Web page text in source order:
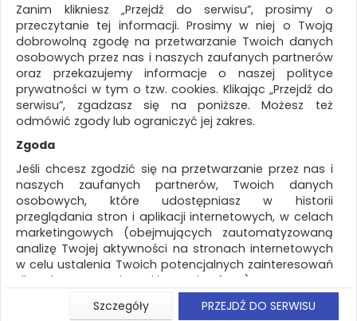
KATEGORIE
WSZYSTKIE KATEGORIE
FILTRY
Więcej
REKLAMA
AKTUALNOŚCI
Artykuły higieniczne i dozowniki
Akcesoria do
sprzątania
ZNALEZIONYCH PRODUKTÓW: 1 Porównaj (0)
Standardowe
Siatka
Zanim klikniesz „Przejdź do serwisu”, prosimy o
przeczytanie tej informacji. Prosimy w niej o Twoją
dobrowolną zgodę na przetwarzanie Twoich danych
osobowych przez nas i naszych zaufanych partnerów
oraz przekazujemy informacje o naszej polityce
prywatności w tym o tzw. cookies. Klikając „Przejdź do
serwisu”, zgadzasz się na poniższe. Możesz też
odmówić zgody lub ograniczyć jej zakres.
Zgoda
Jeśli chcesz zgodzić się na przetwarzanie przez nas i
naszych zaufanych partnerów, Twoich danych
osobowych, które udostępniasz w historii
przeglądania stron i aplikacji internetowych, w celach
marketingowych (obejmujących zautomatyzowaną
analizę Twojej aktywności na stronach internetowych
w celu ustalenia Twoich potencjalnych zainteresowań
dla dostosowania reklamy i oferty), w tym na
umieszczanie tzw. cookies na Twoich urządzeniach i
ich odczytywanie, kliknij przycisk „Przejdź do serwisu”.
Szczegóły PRZEJDŹ DO SERWISU